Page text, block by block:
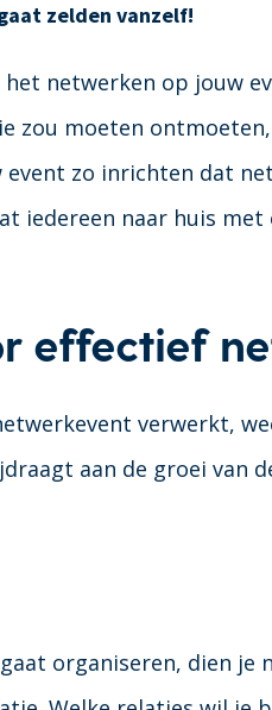
zelden vanzelf!
netwerken op jouw
zou moeten
event zo inrichten dat
iedereen naar huis
effectief
verwerkt,
aan de groei van
organiseren, dien je